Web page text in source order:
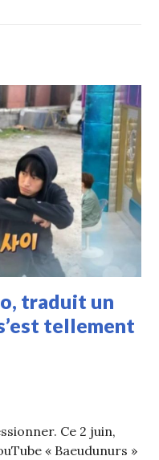
traduit un
tellement
Ce 2 juin,
« Baeudunurs »